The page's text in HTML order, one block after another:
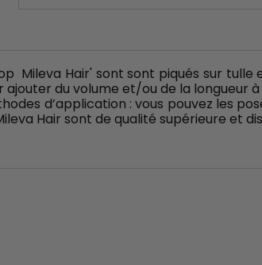
Mileva Hair' sont sont piqués sur
du volume et/ou de la longueur
d’application : vous pouvez les
Hair sont de qualité supérieure et